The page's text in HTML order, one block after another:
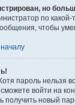
но
по
чтобы
пароль нельзя
войти на
получить новый